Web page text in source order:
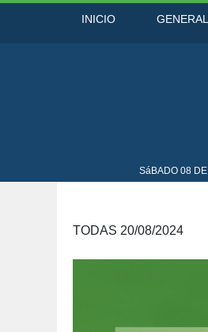
INICIO
SáBADO 08
44°C
TODAS 20/08/2024